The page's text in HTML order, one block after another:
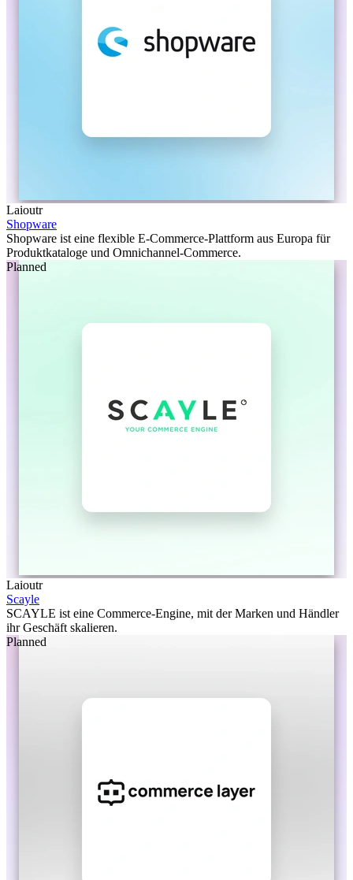
Laioutr
Shopware
Shopware ist eine flexible E-Commerce-Plattform aus Europa für
Produktkataloge und Omnichannel-Commerce.
Planned
Laioutr
Scayle
SCAYLE ist eine Commerce-Engine, mit der Marken und Händler
ihr Geschäft skalieren.
Planned